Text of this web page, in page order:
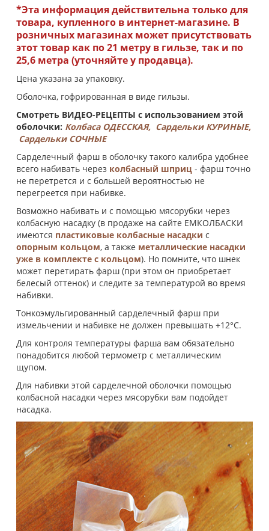
*Эта информация действительна только для
товара, купленного в интернет-магазине. В
розничных магазинах может присутствовать
этот товар как по 21 метру в гильзе, так и по
25,6 метра (уточняйте у продавца).
Цена указана за упаковку.
Оболочка, гофрированная в виде гильзы.
Смотреть ВИДЕО-РЕЦЕПТЫ с использованием этой
оболочки: Колбаса ОДЕССКАЯ, Сардельки КУРИНЫЕ,
Сардельки СОЧНЫЕ
Сарделечный фарш в оболочку такого калибра удобнее
всего набивать через колбасный шприц - фарш точно
не перетрется и с большей вероятностью не
перегреется при набивке.
Возможно набивать и с помощью мясорубки через
колбасную насадку (в продаже на сайте ЕМКОЛБАСКИ
имеются пластиковые колбасные насадки с
опорным кольцом, а также металлические насадки
уже в комплекте с кольцом). Но помните, что шнек
может перетирать фарш (при этом он приобретает
белесый оттенок) и следите за температурой во время
набивки.
Тонкоэмульгированный сарделечный фарш при
измельчении и набивке не должен превышать +12°С.
Для контроля температуры фарша вам обязательно
понадобится любой термометр с металлическим
щупом.
Для набивки этой сарделечной оболочки помощью
колбасной насадки через мясорубки вам подойдет
насадка.